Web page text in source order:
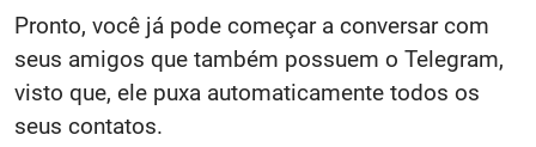
Pronto, você já pode começar a conversar com
seus amigos que também possuem o Telegram,
visto que, ele puxa automaticamente todos os
seus contatos.